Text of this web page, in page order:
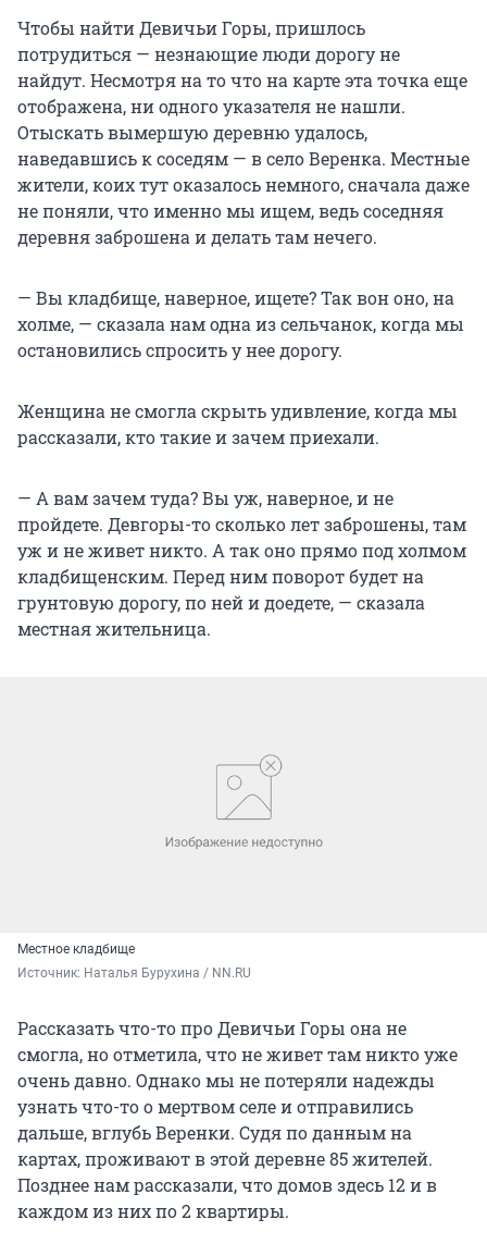
Чтобы найти Девичьи Горы, пришлось
потрудиться — незнающие люди дорогу не
найдут. Несмотря на то что на карте эта точка еще
отображена, ни одного указателя не нашли.
Отыскать вымершую деревню удалось,
наведавшись к соседям — в село Веренка. Местные
жители, коих тут оказалось немного, сначала даже
не поняли, что именно мы ищем, ведь соседняя
деревня заброшена и делать там нечего.
— Вы кладбище, наверное, ищете? Так вон оно, на
холме, — сказала нам одна из сельчанок, когда мы
остановились спросить у нее дорогу.
Женщина не смогла скрыть удивление, когда мы
рассказали, кто такие и зачем приехали.
— А вам зачем туда? Вы уж, наверное, и не
пройдете. Девгоры-то сколько лет заброшены, там
уж и не живет никто. А так оно прямо под холмом
кладбищенским. Перед ним поворот будет на
грунтовую дорогу, по ней и доедете, — сказала
местная жительница.
Местное кладбище
Источник: Наталья Бурухина / NN.RU
Рассказать что-то про Девичьи Горы она не
смогла, но отметила, что не живет там никто уже
очень давно. Однако мы не потеряли надежды
узнать что-то о мертвом селе и отправились
дальше, вглубь Веренки. Судя по данным на
картах, проживают в этой деревне 85 жителей.
Позднее нам рассказали, что домов здесь 12 и в
каждом из них по 2 квартиры.